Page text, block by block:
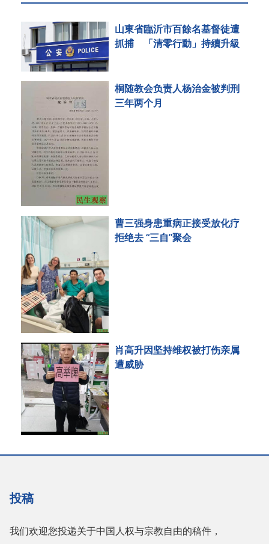
山東省臨沂市百餘名基督徒遭
抓捕 「清零行動」持續升級
桐随教会负责人杨治金被判刑
三年两个月
曹三强身患重病正接受放化疗
拒绝去 “三自”聚会
肖高升因坚持维权被打伤亲属
遭威胁
投稿
我们欢迎您投递关于中国人权与宗教自由的稿件，